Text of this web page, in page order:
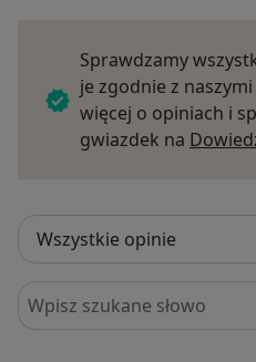
Sprawdzamy
je zgodnie z
więcej o opiniach i
gwiazdek na
Szukaj w opiniach